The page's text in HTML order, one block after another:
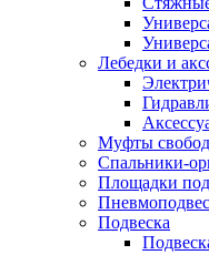
Лебедки и
Муфты
Спальники-
Площадки
Подвеска